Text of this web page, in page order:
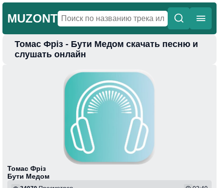
MUZONT
Главная
Томас Фріз - Бути Медом скачать песню и
слушать онлайн
Томас Фріз
Бути Медом